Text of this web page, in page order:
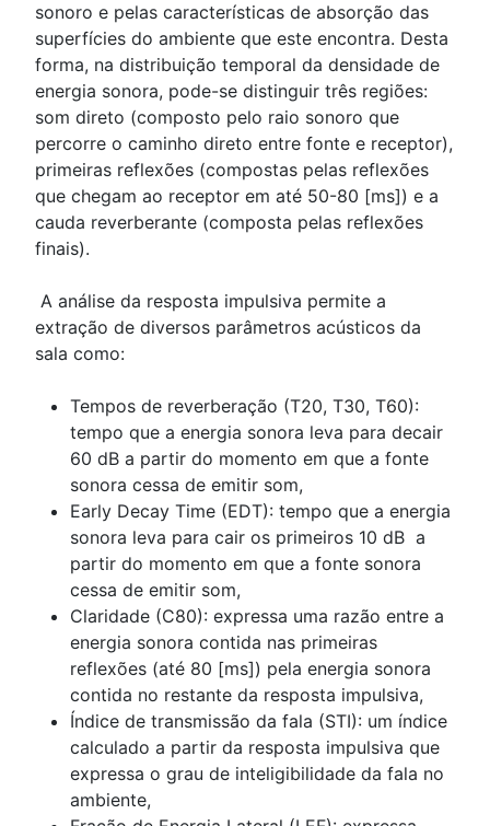
sonoro e pelas características de absorção das
superfícies do ambiente que este encontra. Desta
forma, na distribuição temporal da densidade de
energia sonora, pode-se distinguir três regiões:
som direto (composto pelo raio sonoro que
percorre o caminho direto entre fonte e receptor),
primeiras reflexões (compostas pelas reflexões
que chegam ao receptor em até 50-80 [ms]) e a
cauda reverberante (composta pelas reflexões
finais).
A análise da resposta impulsiva permite a
extração de diversos parâmetros acústicos da
sala como:
Tempos de reverberação (T20, T30, T60):
tempo que a energia sonora leva para decair
60 dB a partir do momento em que a fonte
sonora cessa de emitir som,
Early Decay Time (EDT): tempo que a energia
sonora leva para cair os primeiros 10 dB a
partir do momento em que a fonte sonora
cessa de emitir som,
Claridade (C80): expressa uma razão entre a
energia sonora contida nas primeiras
reflexões (até 80 [ms]) pela energia sonora
contida no restante da resposta impulsiva,
Índice de transmissão da fala (STI): um índice
calculado a partir da resposta impulsiva que
expressa o grau de inteligibilidade da fala no
ambiente,